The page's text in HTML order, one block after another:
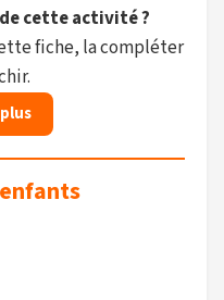
cette activité ?
fiche, la compléter